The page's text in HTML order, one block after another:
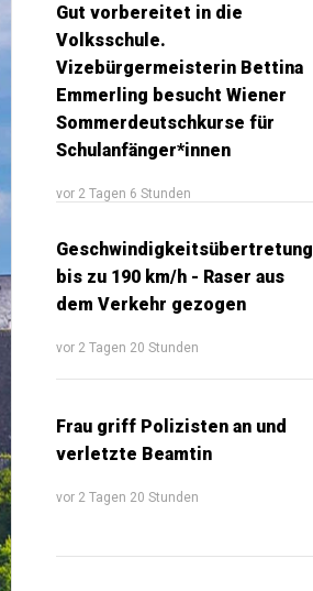
Gut vorbereitet in die
Volksschule.
Vizebürgermeisterin Bettina
Emmerling besucht Wiener
Sommerdeutschkurse für
Schulanfänger*innen
vor 2 Tagen 6 Stunden
Geschwindigkeitsübertretung
bis zu 190 km/h - Raser aus
dem Verkehr gezogen
vor 2 Tagen 20 Stunden
Frau griff Polizisten an und
verletzte Beamtin
vor 2 Tagen 20 Stunden